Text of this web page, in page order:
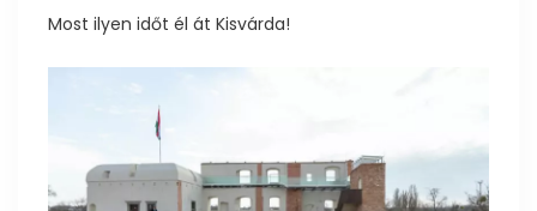
Most ilyen időt él át Kisvárda!